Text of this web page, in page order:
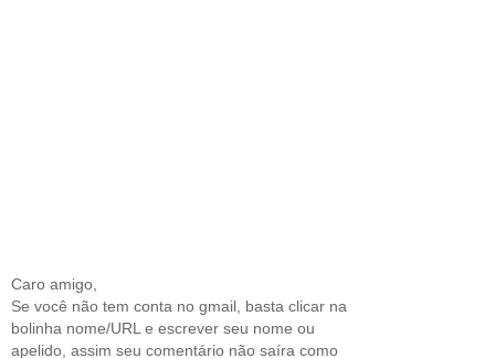
Caro amigo,
Se você não tem conta no gmail, basta clicar na
bolinha nome/URL e escrever seu nome ou
apelido, assim seu comentário não saíra como